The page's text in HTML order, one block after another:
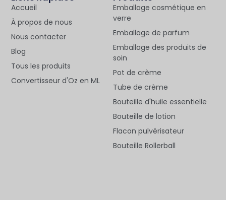
Emballage cosmétique en
verre
Emballage de parfum
Emballage des produits de
soin
Pot de crème
Tube de crème
Bouteille d'huile essentielle
Bouteille de lotion
Flacon pulvérisateur
Bouteille Rollerball
Accueil
À propos de nous
Nous contacter
Blog
Tous les produits
Convertisseur d'Oz en ML